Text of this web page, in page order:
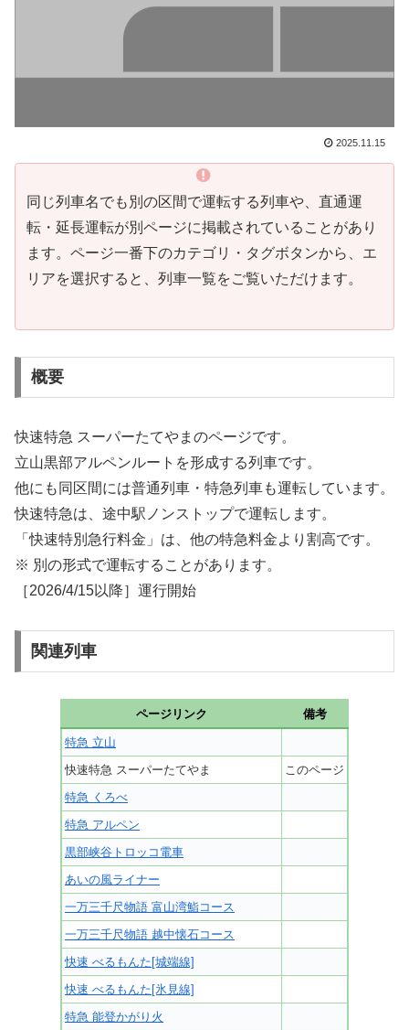
2025.11.15
同じ列車名でも別の区間で運転する列車や、直通運
転・延長運転が別ページに掲載されていることがあり
ます。ページ一番下のカテゴリ・タグボタンから、エ
リアを選択すると、列車一覧をご覧いただけます。
概要
快速特急 スーパーたてやまのページです。
立山黒部アルペンルートを形成する列車です。
他にも同区間には普通列車・特急列車も運転しています。
快速特急は、途中駅ノンストップで運転します。
「快速特別急行料金」は、他の特急料金より割高です。
※ 別の形式で運転することがあります。
［2026/4/15以降］運行開始
関連列車
ページリンク 備考
特急 立山
快速特急 スーパーたてやま
このページ
特急 くろべ
特急 アルペン
黒部峡谷トロッコ電車
あいの風ライナー
一万三千尺物語 富山湾鮨コース
一万三千尺物語 越中懐石コース
快速 べるもんた[城端線]
快速 べるもんた[氷見線]
特急 能登かがり火